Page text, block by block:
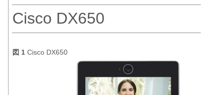
Cisco DX650
図 1 Cisco DX650